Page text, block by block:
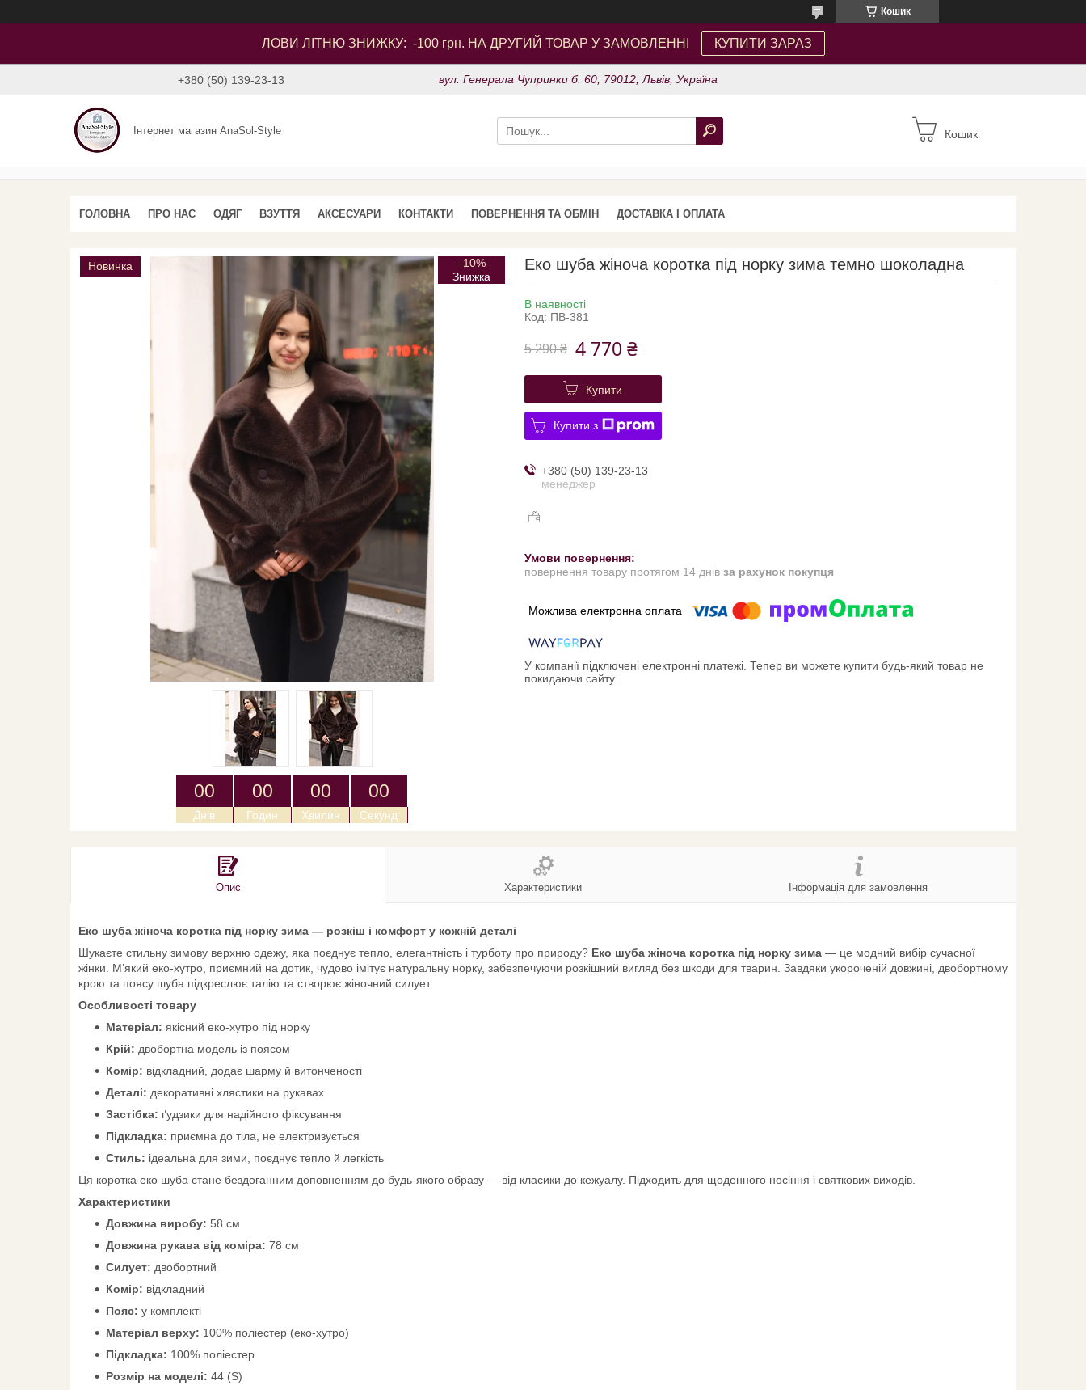
Кошик
ЛОВИ ЛІТНЮ ЗНИЖКУ: -100 грн. НА ДРУГИЙ ТОВАР У ЗАМОВЛЕННІ КУПИТИ ЗАРАЗ
+380 (50) 139-23-13 вул. Генерала Чупринки б. 60, 79012, Львів, Україна
Інтернет магазин AnaSol-Style Кошик
ГОЛОВНА ПРО НАС ОДЯГ ВЗУТТЯ АКСЕСУАРИ КОНТАКТИ ПОВЕРНЕННЯ ТА ОБМІН ДОСТАВКА І ОПЛАТА
Новинка –10%
00
Днів
00
Годин
00
Хвилин
00
Секунд
Еко шуба жіноча коротка під норку зима темно шоколадна
В наявності
Код: ПВ-381
5 290 ₴ 4 770 ₴
Купити
Купити з
+380 (50) 139-23-13
менеджер
повернення товару протягом 14 днів за рахунок покупця
У компанії підключені електронні платежі. Тепер ви можете купити будь-який товар не
покидаючи сайту.
Опис Характеристики Інформація для замовлення
Еко шуба жіноча коротка під норку зима — розкіш і комфорт у кожній деталі
Шукаєте стильну зимову верхню одежу, яка поєднує тепло, елегантність і турботу про природу? Еко шуба жіноча коротка під норку зима — це модний вибір сучасної
жінки. М’який еко-хутро, приємний на дотик, чудово імітує натуральну норку, забезпечуючи розкішний вигляд без шкоди для тварин. Завдяки укороченій довжині, двобортному
крою та поясу шуба підкреслює талію та створює жіночний силует.
Особливості товару
Матеріал: якісний еко-хутро під норку
Крій: двобортна модель із поясом
Комір: відкладний, додає шарму й витонченості
Деталі: декоративні хлястики на рукавах
Застібка: ґудзики для надійного фіксування
Підкладка: приємна до тіла, не електризується
Стиль: ідеальна для зими, поєднує тепло й легкість
Ця коротка еко шуба стане бездоганним доповненням до будь-якого образу — від класики до кежуалу. Підходить для щоденного носіння і святкових виходів.
Характеристики
Довжина виробу: 58 см
Довжина рукава від коміра: 78 см
Силует: двобортний
Комір: відкладний
Пояс: у комплекті
Матеріал верху: 100% поліестер (еко-хутро)
Підкладка: 100% поліестер
Розмір на моделі: 44 (S)